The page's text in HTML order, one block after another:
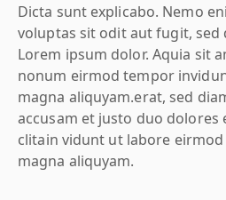
Dicta sunt explicabo. Nemo
voluptas sit odit aut fugit, sed
Lorem ipsum dolor. Aquia sit
nonum eirmod tempor
magna aliquyam.erat, sed
accusam et justo duo dolores
clitain vidunt ut labore
magna aliquyam.